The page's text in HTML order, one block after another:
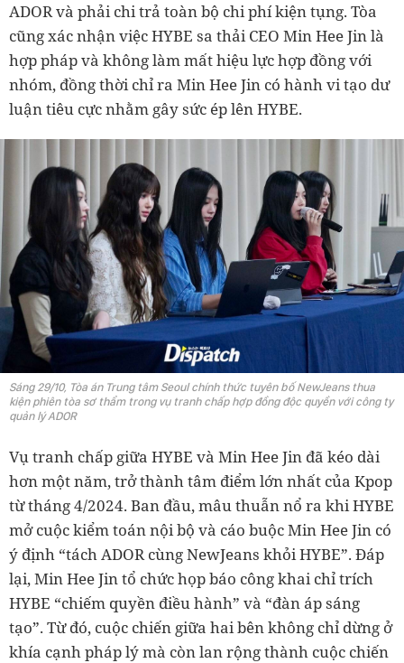
ADOR và phải chi trả toàn bộ chi phí kiện tụng. Tòa
cũng xác nhận việc HYBE sa thải CEO Min Hee Jin là
hợp pháp và không làm mất hiệu lực hợp đồng với
nhóm, đồng thời chỉ ra Min Hee Jin có hành vi tạo dư
luận tiêu cực nhằm gây sức ép lên HYBE.
Sáng 29/10, Tòa án Trung tâm Seoul chính thức tuyên bố NewJeans thua
kiện phiên tòa sơ thẩm trong vụ tranh chấp hợp đồng độc quyền với công ty
quản lý ADOR
Vụ tranh chấp giữa HYBE và Min Hee Jin đã kéo dài
hơn một năm, trở thành tâm điểm lớn nhất của Kpop
từ tháng 4/2024. Ban đầu, mâu thuẫn nổ ra khi HYBE
mở cuộc kiểm toán nội bộ và cáo buộc Min Hee Jin có
ý định “tách ADOR cùng NewJeans khỏi HYBE”. Đáp
lại, Min Hee Jin tổ chức họp báo công khai chỉ trích
HYBE “chiếm quyền điều hành” và “đàn áp sáng
tạo”. Từ đó, cuộc chiến giữa hai bên không chỉ dừng ở
khía cạnh pháp lý mà còn lan rộng thành cuộc chiến